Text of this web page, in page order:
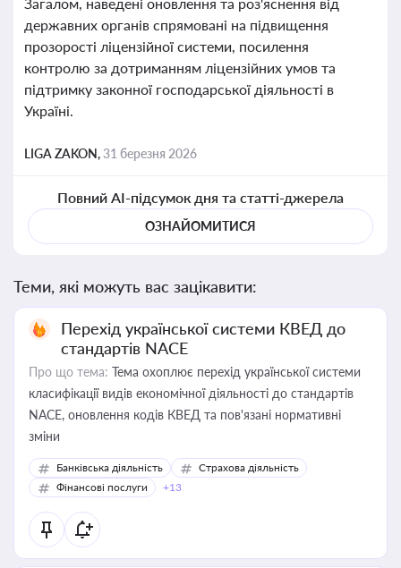
державних органів спрямовані на підвищення
прозорості ліцензійної системи, посилення
контролю за дотриманням ліцензійних умов та
підтримку законної господарської діяльності в
Україні.
LIGA ZAKON,31 березня 2026
Повний AI-підсумок дня та статті-джерела
ОЗНАЙОМИТИСЯ
Теми, які можуть вас зацікавити:
Перехід української системи КВЕД до
стандартів NACE
Про що тема: Тема охоплює перехід української системи
класифікації видів економічної діяльності до стандартів
NACE, оновлення кодів КВЕД та пов'язані нормативні
зміни
Банківська діяльність
Страхова діяльність
Фінансові послуги
+13